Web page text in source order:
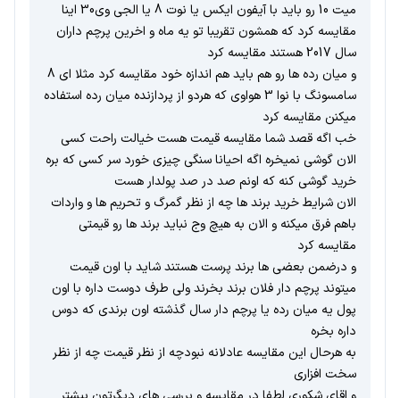
میت 10 رو باید با آیفون ایکس یا نوت 8 یا الجی وی30 اینا
مقایسه کرد که همشون تقریبا تو یه ماه و اخرین پرچم داران
سال 2017 هستند مقایسه کرد
و میان رده ها رو هم باید هم اندازه خود مقایسه کرد مثلا ای 8
سامسونگ با نوا 3 هواوی که هردو از پردازنده میان رده استفاده
میکنن مقایسه کرد
خب اگه قصد شما مقایسه قیمت هست خیالت راحت کسی
الان گوشی نمیخره اگه احیانا سنگی چیزی خورد سر کسی که بره
خرید گوشی کنه که اونم صد در صد پولدار هست
الان شرایط خرید برند ها چه از نظر گمرگ و تحریم ها و واردات
باهم فرق میکنه و الان به هیچ وج نباید برند ها رو قیمتی
مقایسه کرد
و درضمن بعضی ها برند پرست هستند شاید با اون قیمت
میتوند پرچم دار فلان برند بخرند ولی طرف دوست داره با اون
پول یه میان رده یا پرچم دار سال گذشته اون برندی که دوس
داره بخره
به هرحال این مقایسه عادلانه نبودچه از نظر قیمت چه از نظر
سخت افزاری